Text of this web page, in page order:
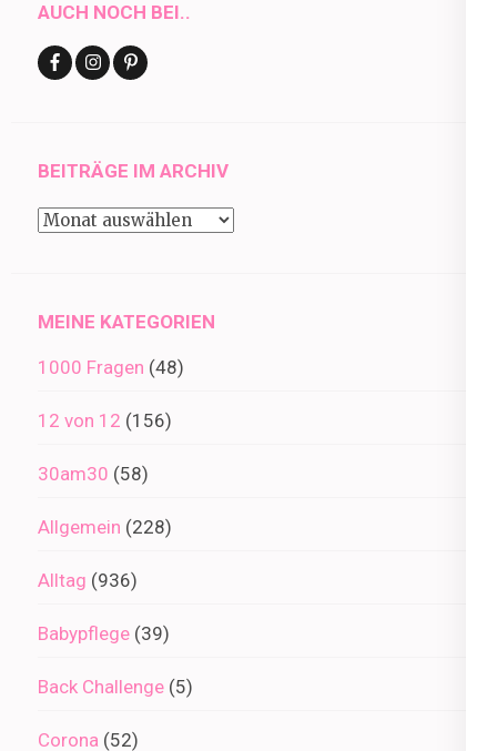
AUCH NOCH BEI..
BEITRÄGE IM ARCHIV
Beiträge
MEINE KATEGORIEN
1000 Fragen (48)
12 von 12 (156)
30am30 (58)
Allgemein (228)
Alltag (936)
Babypflege (39)
Back Challenge (5)
Corona (52)